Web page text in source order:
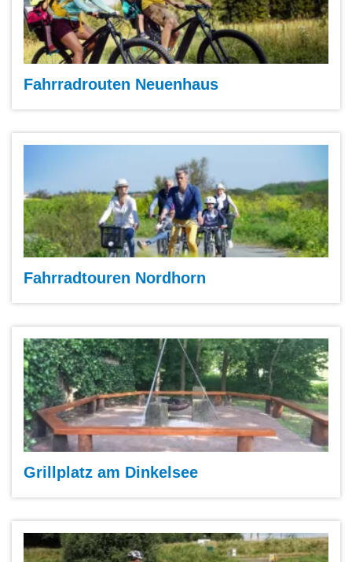
Fahrradrouten Neuenhaus
Fahrradtouren Nordhorn
Grillplatz am Dinkelsee